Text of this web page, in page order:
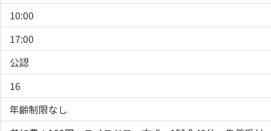
10:00
17:00
公認
16
年齢制限なし